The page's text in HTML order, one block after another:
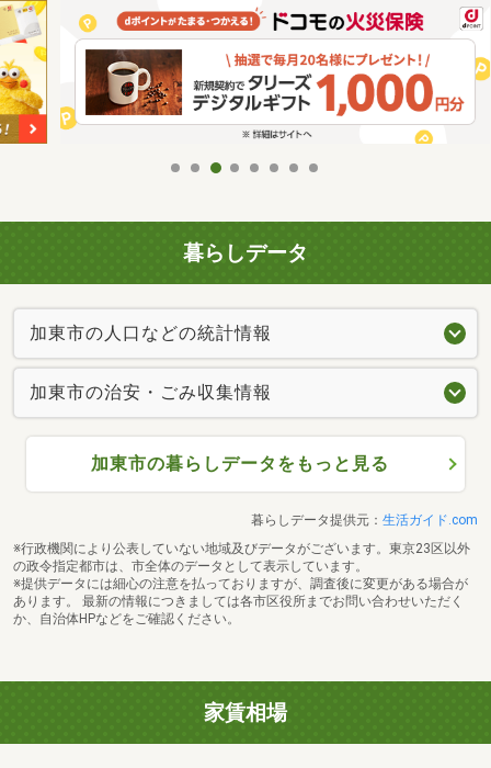
暮らしデータ
加東市の人口などの統計情報
加東市の治安・ごみ収集情報
加東市の暮らしデータをもっと見る
暮らしデータ提供元： 生活ガイド.com
※行政機関により公表していない地域及びデータがございます。東京23区以外
の政令指定都市は、市全体のデータとして表示しています。
※提供データには細心の注意を払っておりますが、調査後に変更がある場合が
あります。 最新の情報につきましては各市区役所までお問い合わせいただく
か、自治体HPなどをご確認ください。
家賃相場